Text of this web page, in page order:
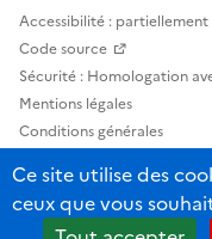
Accessibilité :
Code source
Sécurité : Homologation
Mentions légales
Conditions générales
Statistiques, lexiques et
Sauf mention contraire,
Ce site utilise des
ceux que vous